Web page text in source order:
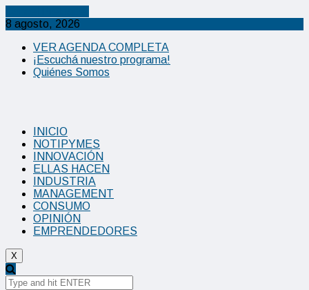
8 agosto, 2026
VER AGENDA COMPLETA
¡Escuchá nuestro programa!
Quiénes Somos
INICIO
NOTIPYMES
INNOVACIÓN
ELLAS HACEN
INDUSTRIA
MANAGEMENT
CONSUMO
OPINIÓN
EMPRENDEDORES
X